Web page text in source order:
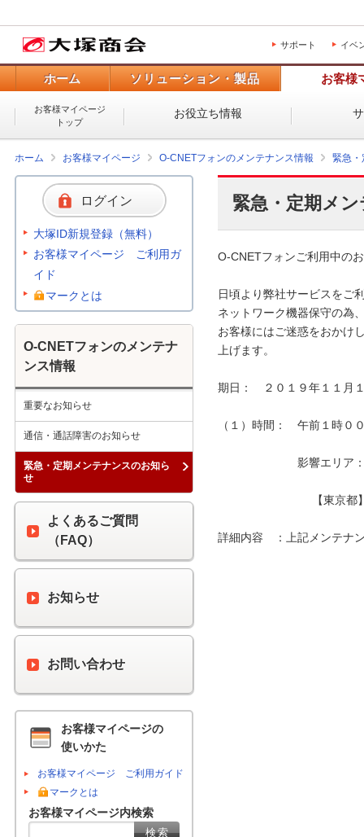
サポート イベ
ホーム ソリューション・製品 お客様
お客様マイページ
トップ
お役立ち情報
ホーム お客様マイページ O-CNETフォンのメンテナンス情報 緊急・
緊急・定期メ
O-CNETフォンご利用中の
日頃より弊社サービスをご
ネットワーク機器保守の為
お客様にはご迷惑をおかけ
上げます。
期日：　２０１９年１１月
（１）時間：　午前１時０
影響エリア：　下記
【東京都
詳細内容　：上記メンテナ
ログイン
大塚ID新規登録（無料）
お客様マイページ ご利用ガ
イド
マークとは
O-CNETフォンのメンテナ
ンス情報
重要なお知らせ
通信・通話障害のお知らせ
緊急・定期メンテナンスのお知ら
せ
よくあるご質問
（FAQ）
お知らせ
お問い合わせ
お客様マイページの
使いかた
お客様マイページ ご利用ガイド
マークとは
お客様マイページ内検索